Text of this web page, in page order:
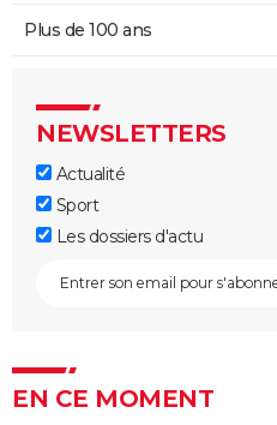
Plus de 100 ans
NEWSLETTERS
Actualité
Sport
Les dossiers d'actu
EN CE MOMENT